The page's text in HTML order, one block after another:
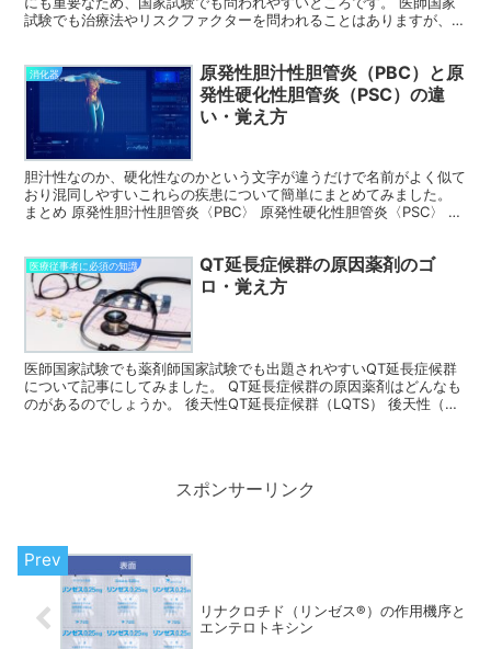
試験でも治療法やリスクファクターを問われることはありますが、具
消化器
原発性胆汁性胆管炎（PBC）と原
発性硬化性胆管炎（PSC）の違
い・覚え方
胆汁性なのか、硬化性なのかという文字が違うだけで名前がよく似て
おり混同しやすいこれらの疾患について簡単にまとめてみました。
まとめ 原発性胆汁性胆管炎〈PBC〉 原発性硬化性胆管炎〈PSC〉 障
医療従事者に必須の知識
QT延長症候群の原因薬剤のゴ
ロ・覚え方
医師国家試験でも薬剤師国家試験でも出題されやすいQT延長症候群
について記事にしてみました。 QT延長症候群の原因薬剤はどんなも
のがあるのでしょうか。 後天性QT延長症候群（LQTS） 後天性（二
スポンサーリンク
リナクロチド（リンゼス®️）の作用機序と
エンテロトキシン